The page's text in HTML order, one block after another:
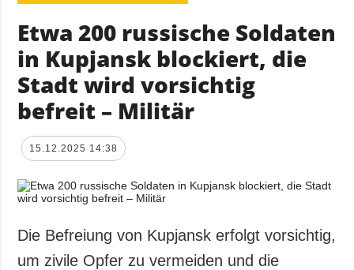
Etwa 200 russische Soldaten
in Kupjansk blockiert, die
Stadt wird vorsichtig
befreit – Militär
15.12.2025 14:38
Die Befreiung von Kupjansk erfolgt vorsichtig,
um zivile Opfer zu vermeiden und die